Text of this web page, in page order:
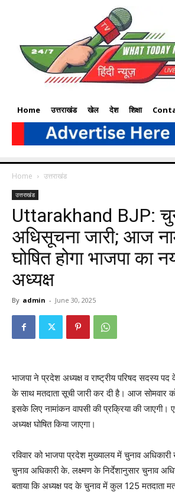
Home उत्तराखंड खेल देश शिक्षा
Home उत्तराखंड
उत्तराखंड
Uttarakhand BJP:
अधिसूचना जारी; आज
घोषित होगा भाजपा का
अध्यक्ष
By admin - June 30, 2025
भाजपा ने प्रदेश अध्यक्ष व राष्ट्रीय परिषद सदस्य
के साथ मतदाता सूची जारी कर दी है। आज सोमवार
इसके लिए नामांकन वापसी की प्रक्रिया की
अध्यक्ष घोषित किया जाएगा।
रविवार को भाजपा प्रदेश मुख्यालय में चुनाव
चुनाव अधिकारी के. लक्ष्मण के निर्देशानुसार चुनाव
बताया कि अध्यक्ष पद के चुनाव में कुल 125 मतदाता